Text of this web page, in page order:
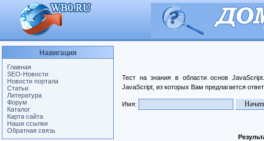
Навигация
Главная
SEO-Новости
Новости портала
Статьи
Литература
Форум
Каталог
Карта сайта
Наши ссылки
Обратная связь
Тест на знания в области основ
JavaScript, из которых Вам предлагается
Имя: